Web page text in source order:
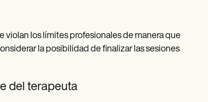
violan los límites profesionales de manera que
la posibilidad de finalizar las sesiones
del terapeuta